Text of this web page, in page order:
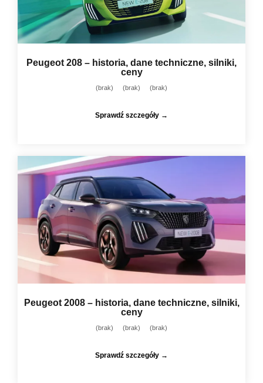
Peugeot 208 – historia, dane techniczne, silniki,
ceny
(brak) (brak) (brak)
Sprawdź szczegóły →
Peugeot 2008 – historia, dane techniczne, silniki,
ceny
(brak) (brak) (brak)
Sprawdź szczegóły →